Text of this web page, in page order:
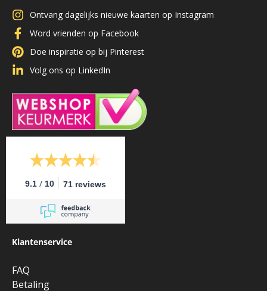
Ontvang dagelijks nieuwe kaarten op Instagram
Word vrienden op Facebook
Doe inspiratie op bij Pinterest
Volg ons op LinkedIn
9.1 / 10 71 reviews
Klantenservice
FAQ
Betaling